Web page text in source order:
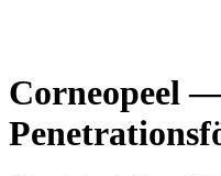
Corneopeel